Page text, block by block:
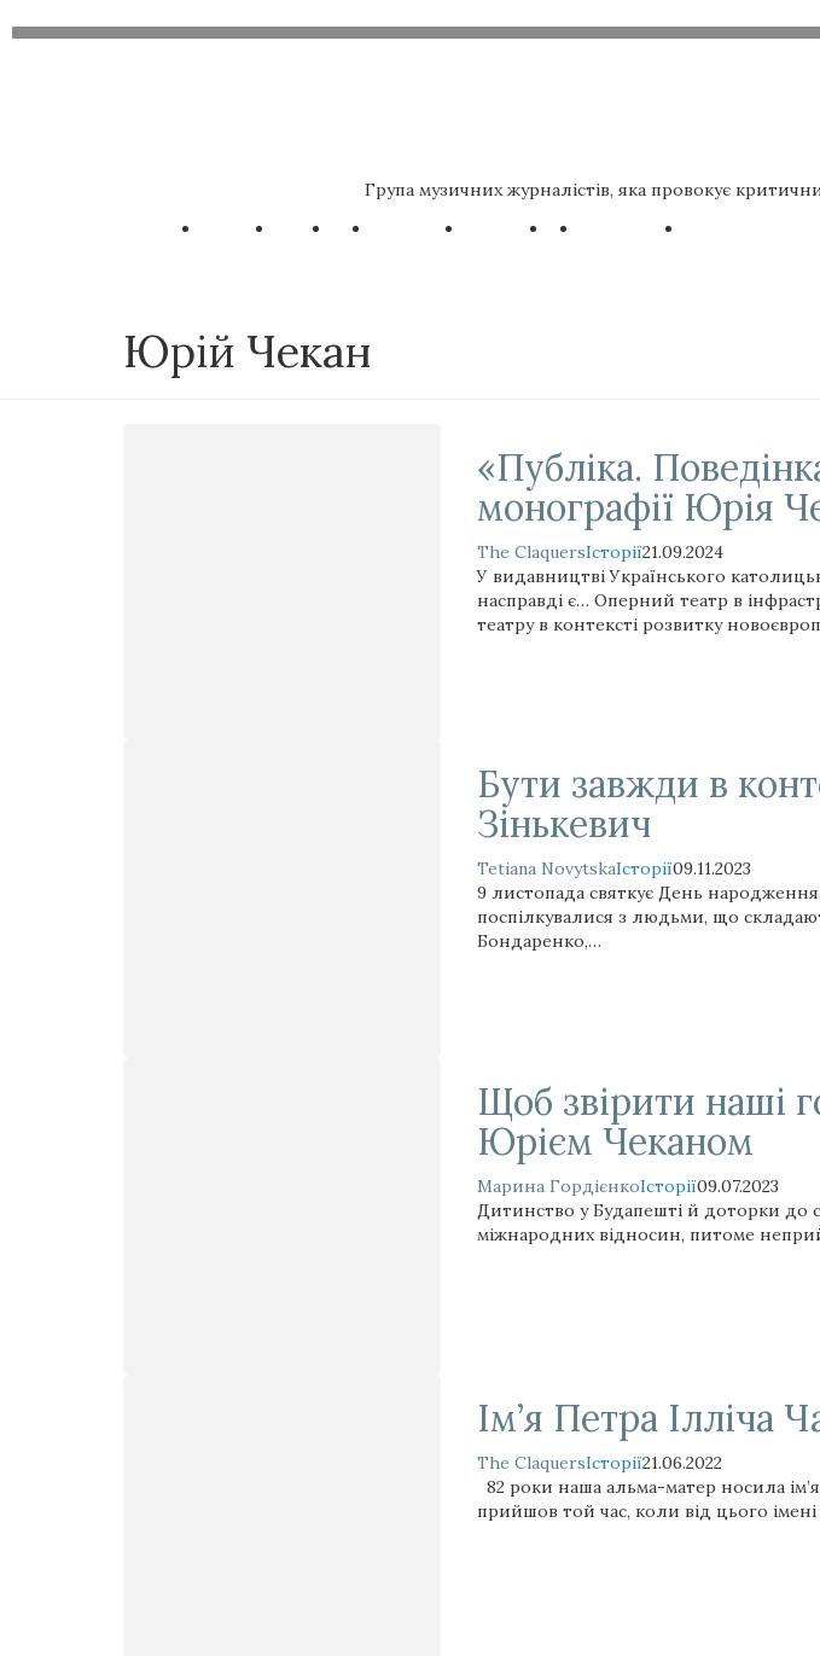
Група музичних журналістів, яка провокує
Юрій Чекан
«Публіка.
монографії Юрія
The ClaquersІсторії21.09.2024
У видавництві Українського
насправді є… Оперний театр в
театру в контексті розвитку
Бути завжди в
Зінькевич
Tetiana NovytskaІсторії09.11.2023
9 листопада святкує День
поспілкувалися з людьми, що
Бондаренко,…
Щоб звірити наші
Юрієм Чеканом
Марина ГордієнкоІсторії09.07.2023
Дитинство у Будапешті й доторки до
міжнародних відносин, питоме
Ім’я Петра Ілліча
The ClaquersІсторії21.06.2022
82 роки наша альма-матер носила
прийшов той час, коли від цього